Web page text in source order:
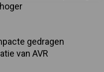
gedragen
van AVR